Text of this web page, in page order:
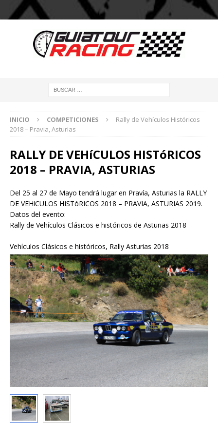
INICIO COMPETICIONES
Rally de Vehículos Históricos
2018 – Pravia, Asturias
RALLY DE VEHíCULOS HISTóRICOS
2018 – PRAVIA, ASTURIAS
Del 25 al 27 de Mayo tendrá lugar en Pravía, Asturias la RALLY
DE VEHíCULOS HISTóRICOS 2018 – PRAVIA, ASTURIAS 2019.
Datos del evento:
Rally de Vehículos Clásicos e históricos de Asturias 2018
Vehículos Clásicos e históricos, Rally Asturias 2018